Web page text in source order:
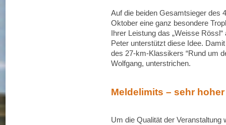
Auf die beiden Gesamtsieger des
Oktober eine ganz besondere
Ihrer Leistung das „Weisse
Peter unterstützt diese Idee.
des 27-km-Klassikers “Rund um
Wolfgang, unterstrichen.
Meldelimits – sehr
Um die Qualität der Veranstaltung